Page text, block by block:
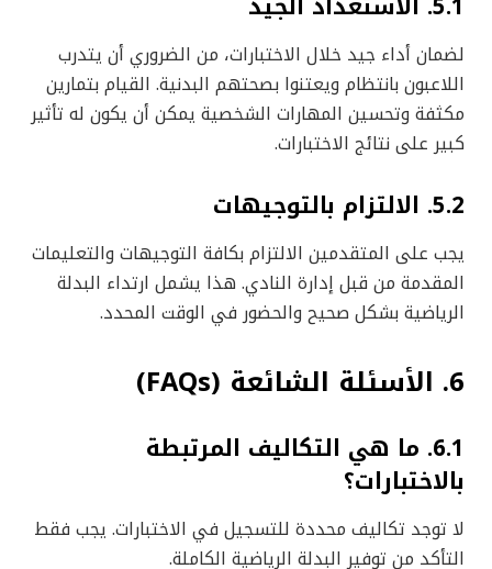
لضمان أداء جيد خلال الاختبارات، من الضروري أن يتدرب
اللاعبون بانتظام ويعتنوا بصحتهم البدنية. القيام بتمارين
مكثفة وتحسين المهارات الشخصية يمكن أن يكون له تأثير
كبير على نتائج الاختبارات.
5.2. الالتزام بالتوجيهات
يجب على المتقدمين الالتزام بكافة التوجيهات والتعليمات
المقدمة من قبل إدارة النادي. هذا يشمل ارتداء البدلة
الرياضية بشكل صحيح والحضور في الوقت المحدد.
6. الأسئلة الشائعة (FAQs)
6.1. ما هي التكاليف المرتبطة
بالاختبارات؟
لا توجد تكاليف محددة للتسجيل في الاختبارات. يجب فقط
التأكد من توفير البدلة الرياضية الكاملة.